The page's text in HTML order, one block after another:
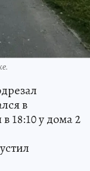
в
18:10 у дома 2